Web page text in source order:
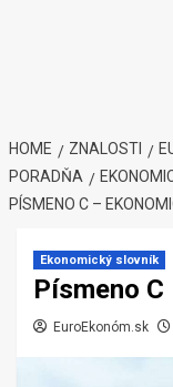
HOME ZNALOSTI
PORADŇA
PÍSMENO C –
Ekonomický slovník
Písmeno
EuroEkonóm.sk